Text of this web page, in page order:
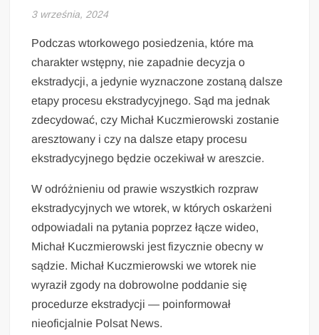
3 września, 2024
Podczas wtorkowego posiedzenia, które ma
charakter wstępny, nie zapadnie decyzja o
ekstradycji, a jedynie wyznaczone zostaną dalsze
etapy procesu ekstradycyjnego. Sąd ma jednak
zdecydować, czy Michał Kuczmierowski zostanie
aresztowany i czy na dalsze etapy procesu
ekstradycyjnego będzie oczekiwał w areszcie.
W odróżnieniu od prawie wszystkich rozpraw
ekstradycyjnych we wtorek, w których oskarżeni
odpowiadali na pytania poprzez łącze wideo,
Michał Kuczmierowski jest fizycznie obecny w
sądzie. Michał Kuczmierowski we wtorek nie
wyraził zgody na dobrowolne poddanie się
procedurze ekstradycji — poinformował
nieoficjalnie Polsat News.